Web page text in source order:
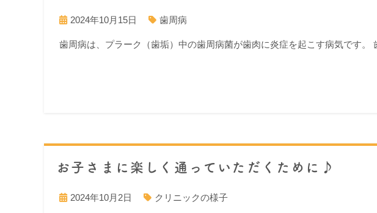
2024年10月15日 歯周病
歯周病は、プラーク（歯垢）中の歯周病菌が歯肉に炎症を起こす病気です。
お子さまに楽しく通っていただくために♪
2024年10月2日 クリニックの様子